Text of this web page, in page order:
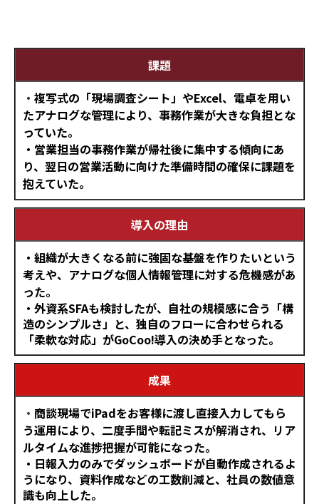
課題
・ 複写式の「現場調査シート」やExcel、電卓を用い
たアナログな管理により、事務作業が大きな負担とな
っていた。
・営業担当の事務作業が帰社後に集中する傾向にあ
り、翌日の営業活動に向けた準備時間の確保に課題を
抱えていた。
導入の理由
・組織が大きくなる前に強固な基盤を作りたいという
考えや、アナログな個人情報管理に対する危機感があ
った。
・外資系SFAも検討したが、自社の規模感に合う「構
造のシンプルさ」と、独自のフローに合わせられる
「柔軟な対応」がGoCoo!導入の決め手となった。
成果
・ 商談現場でiPadをお客様に渡し直接入力してもら
う運用により、二度手間や転記ミスが解消され、リア
ルタイムな進捗把握が可能になった。
・日報入力のみでダッシュボードが自動作成されるよ
うになり、資料作成などの工数削減と、社員の数値意
識も向上した。